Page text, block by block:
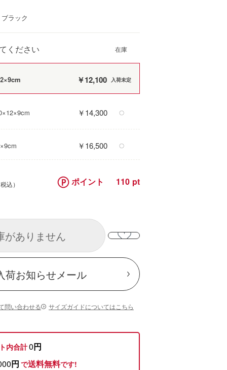
ポイント 110
内合計0円
円 で送料無料です!
ラック
ください
￥12,100 入荷未定
￥14,300 〇
￥16,500 〇
がありません
荷お知らせメール
問い合わせる サイズガイドについてはこちら